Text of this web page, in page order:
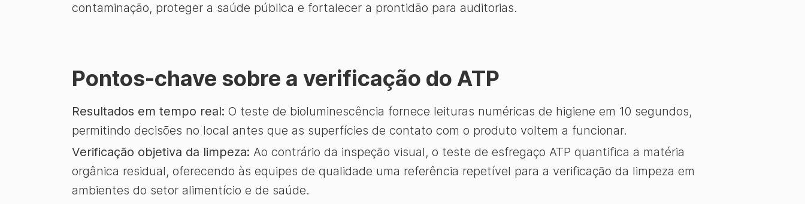
contaminação, proteger a saúde pública e fortalecer a prontidão para auditorias.
Pontos-chave sobre a verificação do ATP
Resultados em tempo real: O teste de bioluminescência fornece leituras numéricas de higiene em 10 segundos,
permitindo decisões no local antes que as superfícies de contato com o produto voltem a funcionar.
Verificação objetiva da limpeza: Ao contrário da inspeção visual, o teste de esfregaço ATP quantifica a matéria
orgânica residual, oferecendo às equipes de qualidade uma referência repetível para a verificação da limpeza em
ambientes do setor alimentício e de saúde.